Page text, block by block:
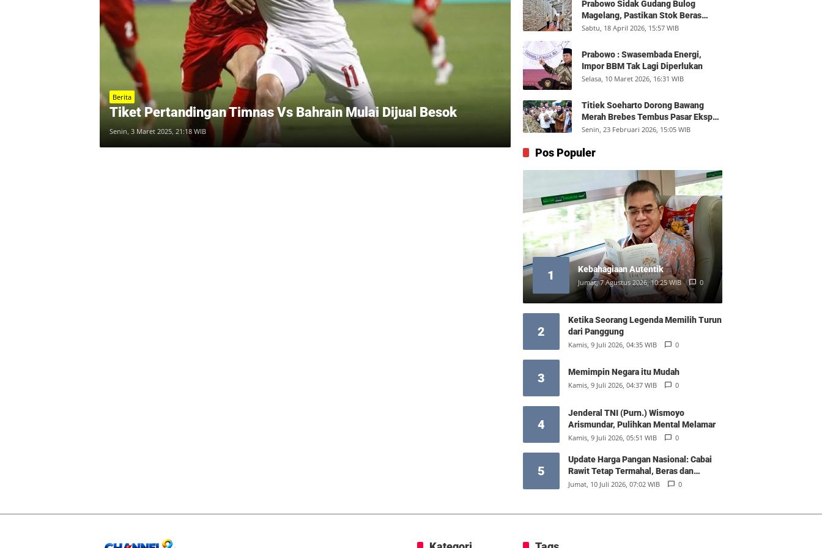
Berita
Tiket Pertandingan Timnas Vs Bahrain Mulai Dijual Besok
Senin, 3 Maret 2025, 21:18 WIB
Prabowo Sidak Gudang Bulog
Magelang, Pastikan Stok Beras
Aman dan Distribusi Lancar
Sabtu, 18 April 2026, 15:57 WIB
Prabowo : Swasembada Energi,
Impor BBM Tak Lagi Diperlukan
Selasa, 10 Maret 2026, 16:31 WIB
Titiek Soeharto Dorong Bawang
Merah Brebes Tembus Pasar Ekspor,
Petani Bisa Untung Rp350 Juta per
Senin, 23 Februari 2026, 15:05 WIB
Pos Populer
1 Kebahagiaan Autentik
Jumat, 7 Agustus 2026, 10:25 WIB 0
2
Ketika Seorang Legenda Memilih Turun
dari Panggung
Kamis, 9 Juli 2026, 04:35 WIB 0
3 Memimpin Negara itu Mudah
Kamis, 9 Juli 2026, 04:37 WIB 0
4
Jenderal TNI (Purn.) Wismoyo
Arismundar, Pulihkan Mental Melamar
Kamis, 9 Juli 2026, 05:51 WIB 0
5
Update Harga Pangan Nasional: Cabai
Rawit Tetap Termahal, Beras dan
Minyak Goreng Stabil
Jumat, 10 Juli 2026, 07:02 WIB 0